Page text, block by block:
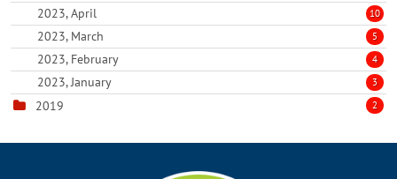
2023, April 10
2023, March 5
2023, February 4
2023, January 3
2019 2